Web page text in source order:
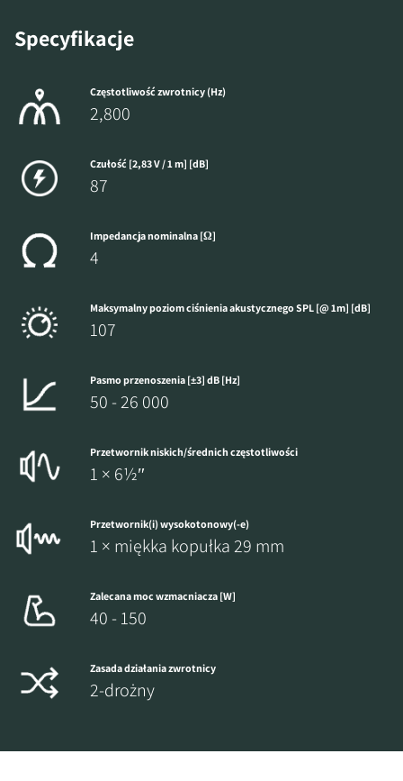
Specyfikacje
Częstotliwość zwrotnicy (Hz)
2,800
Czułość [2,83 V / 1 m] [dB]
87
Impedancja nominalna [Ω]
4
Maksymalny poziom ciśnienia akustycznego SPL [@ 1m] [dB]
107
Pasmo przenoszenia [±3] dB [Hz]
50 - 26 000
Przetwornik niskich/średnich częstotliwości
1 × 6½″
Przetwornik(i) wysokotonowy(-e)
1 × miękka kopułka 29 mm
Zalecana moc wzmacniacza [W]
40 - 150
Zasada działania zwrotnicy
2-drożny